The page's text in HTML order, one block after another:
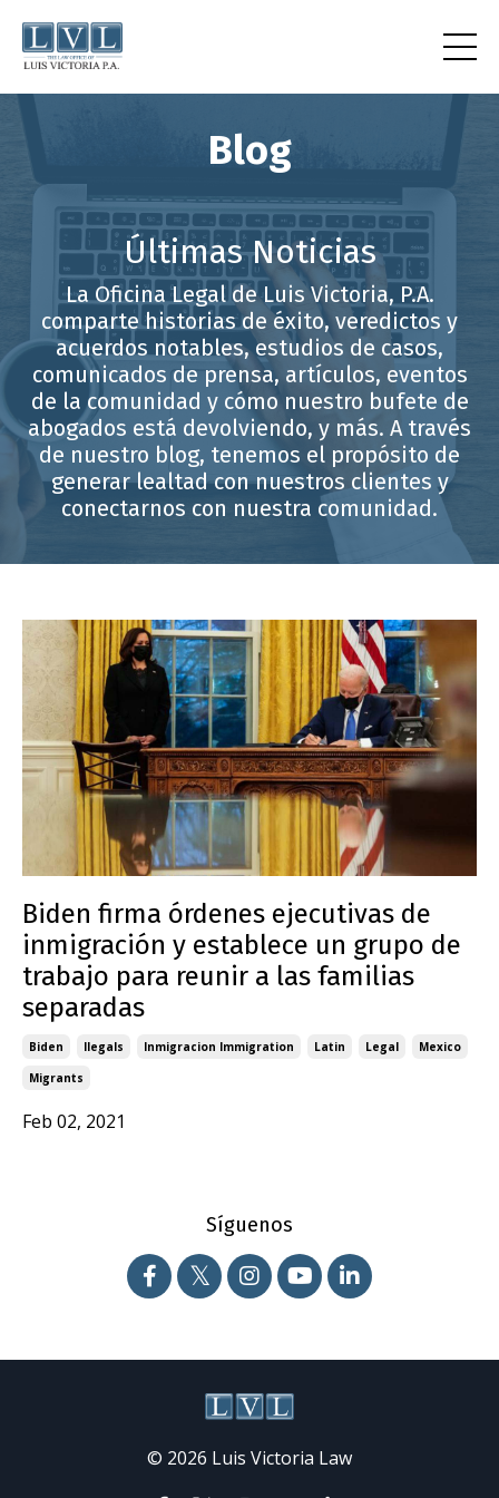
Blog
Últimas Noticias
La Oficina Legal de Luis Victoria, P.A.
comparte historias de éxito, veredictos y
acuerdos notables, estudios de casos,
comunicados de prensa, artículos, eventos
de la comunidad y cómo nuestro bufete de
abogados está devolviendo, y más. A través
de nuestro blog, tenemos el propósito de
generar lealtad con nuestros clientes y
conectarnos con nuestra comunidad.
Biden firma órdenes ejecutivas de
inmigración y establece un grupo de
trabajo para reunir a las familias
separadas
Biden Ilegals Inmigracion Immigration Latin Legal
Mexico
Migrants
Feb 02, 2021
Síguenos
© 2026 Luis Victoria Law